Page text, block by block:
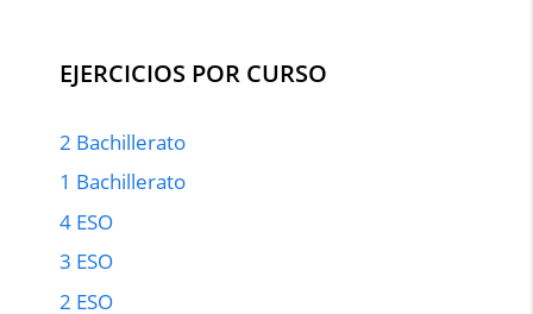
EJERCICIOS POR CURSO
2 Bachillerato
1 Bachillerato
4 ESO
3 ESO
2 ESO